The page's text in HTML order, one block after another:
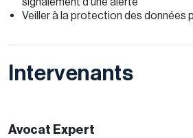
Veiller à la protection des données
Intervenants
Avocat Expert